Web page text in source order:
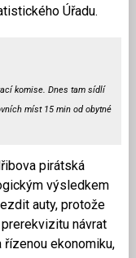
Úřadu.
komise. Dnes tam sídlí
míst 15 min od obytné
pirátská
výsledkem
auty, protože
návrat
řízenou ekonomiku,